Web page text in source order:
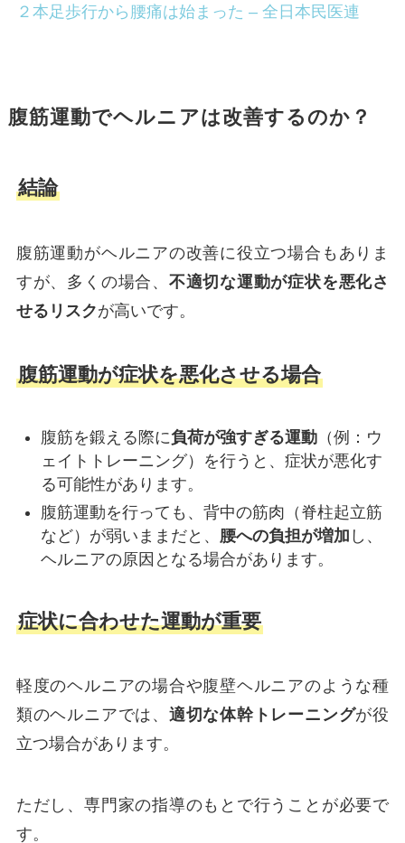
２本足歩行から腰痛は始まった – 全日本民医連
腹筋運動でヘルニアは改善するのか？
結論
腹筋運動がヘルニアの改善に役立つ場合もありま
すが、多くの場合、 不適切な運動が症状を悪化さ
せるリスクが高いです。
腹筋運動が症状を悪化させる場合
腹筋を鍛える際に負荷が強すぎる運動（例：ウ
ェイトトレーニング）を行うと、症状が悪化す
る可能性があります。
腹筋運動を行っても、背中の筋肉（脊柱起立筋
など）が弱いままだと、 腰への負担が増加 し、
ヘルニアの原因となる場合があります。
症状に合わせた運動が重要
軽度のヘルニアの場合や腹壁ヘルニアのような種
類のヘルニアでは、 適切な体幹トレーニングが役
立つ場合があります。
ただし、専門家の指導のもとで行うことが必要で
す。